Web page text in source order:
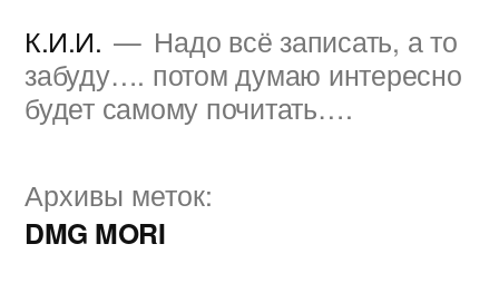
содержимому
К.И.И.
Надо всё записать, а то
забуду…. потом думаю интересно
будет самому почитать….
Архивы меток:
DMG MORI